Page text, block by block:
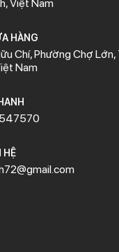
Việt Nam
HÀNG
Chí, Phường Chợ
Nam
HỆ